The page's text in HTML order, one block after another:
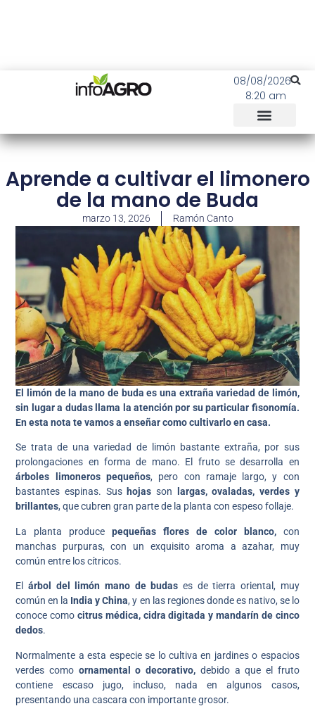
08/08/2026
8:20 am
Aprende a cultivar el limonero
de la mano de Buda
marzo 13, 2026 Ramón Canto
El limón de la mano de buda es una extraña variedad de limón,
sin lugar a dudas llama la atención por su particular fisonomía.
En esta nota te vamos a enseñar como cultivarlo en casa.
Se trata de una variedad de limón bastante extraña, por sus
prolongaciones en forma de mano. El fruto se desarrolla en
árboles limoneros pequeños, pero con ramaje largo, y con
bastantes espinas. Sus hojasson
largas, ovaladas, verdes y
brillantes, que cubren gran parte de la planta con espeso follaje.
La planta producepequeñas flores de color blanco,con
manchas purpuras, con un exquisito aroma a azahar, muy
común entre los cítricos.
Elárbol del limón mano de budas es de tierra oriental, muy
común en la India y China, y en las regiones donde es nativo, se lo
conoce como citrus médica, cidra digitada y mandarín de cinco
dedos.
Normalmente a esta especie se lo cultiva en jardines o espacios
verdes como ornamental o decorativo, debido a que el fruto
contiene escaso jugo, incluso, nada en algunos casos,
presentando una cascara con importante grosor.